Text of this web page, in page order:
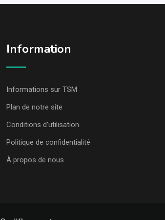
Information
Informations sur TSM
Plan de notre site
Conditions d’utilisation
Politique de confidentialité
À propos de nous